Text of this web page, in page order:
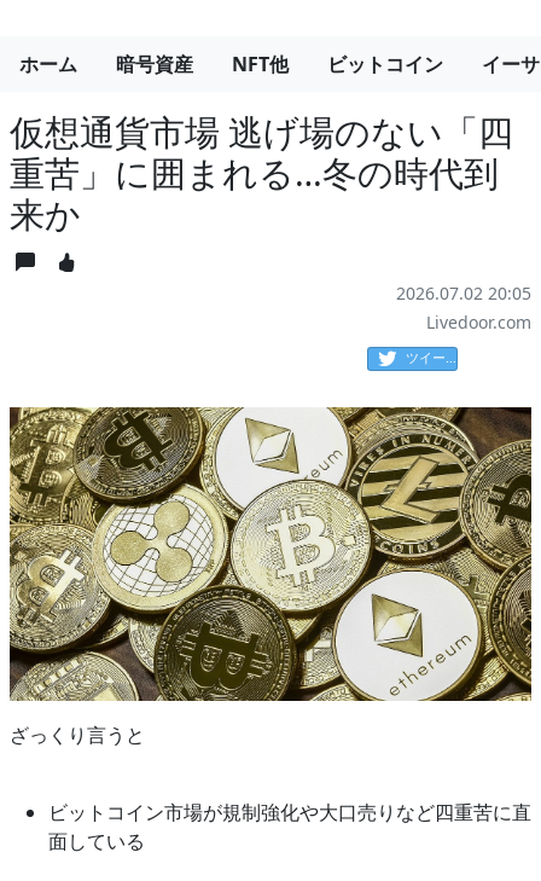
ホーム 暗号資産 NFT他 ビットコイン イー
仮想通貨市場 逃げ場のない「四
重苦」に囲まれる…冬の時代到
来か
2026.07.02 20:05
Livedoor.com
ツイート
ざっくり言うと
ビットコイン市場が規制強化や大口売りなど四重苦に直
面している